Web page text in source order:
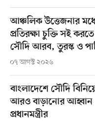
আঞ্চলিক উত্তেজনার
প্রতিরক্ষা চুক্তি সই করতে
সৌদি আরব, তুরস্ক ও
০৭ আগস্ট ২০২৬
বাংলাদেশে সৌদি
আরও বাড়ানোর আহ্বান
প্রধানমন্ত্রীর